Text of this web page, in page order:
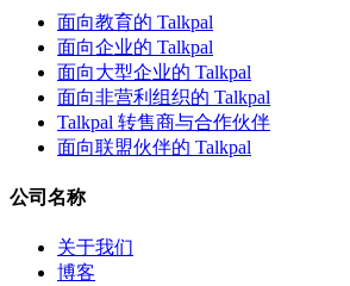
面向教育的 Talkpal
面向企业的 Talkpal
面向大型企业的 Talkpal
面向非营利组织的 Talkpal
Talkpal 转售商与合作伙伴
面向联盟伙伴的 Talkpal
公司名称
关于我们
博客